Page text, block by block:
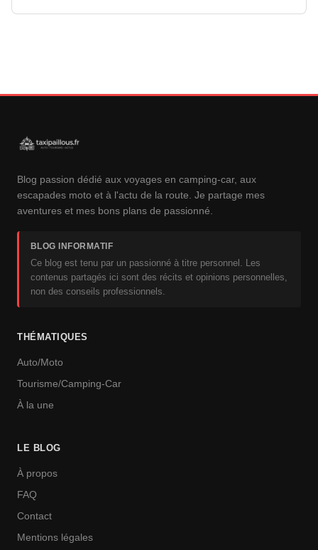
Blog passion dédié aux voyages en camping-car, aux
escapades moto et à l'actu de la route. Je partage mes
aventures et mes bons plans de passionné.
BLOG INFORMATIF
Ce blog est tenu par un passionné à titre personnel. Les
contenus partagés ici sont des récits et opinions personnelles,
non des conseils professionnels.
THÉMATIQUES
Auto/Moto
Tourisme/Camping-Car
À la une
LE BLOG
À propos
FAQ
Contact
Mentions légales